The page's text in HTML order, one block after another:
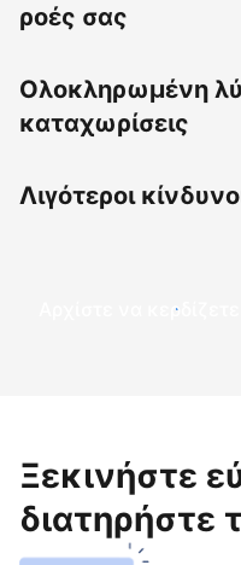
ροές σας
Ολοκληρωμένη
καταχωρίσεις
Λιγότεροι
Αρχίστε να
Ξεκινήστε
διατηρήστε